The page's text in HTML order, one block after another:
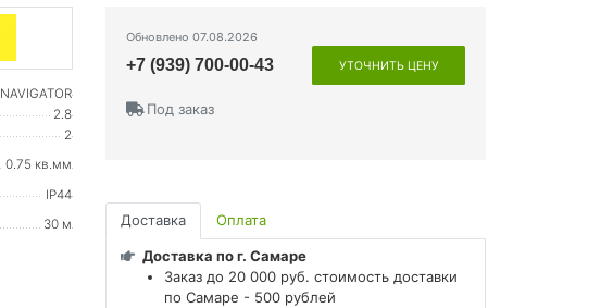
NAVIGATOR
2.8
2
0.75 кв.мм
IP44
30 м
Обновлено 07.08.2026
+7 (939) 700-00-43 УТОЧНИТЬ ЦЕНУ
Под заказ
Доставка Оплата
Доставка по г. Самаре
Заказ до 20 000 руб. стоимость доставки
по Самаре - 500 рублей